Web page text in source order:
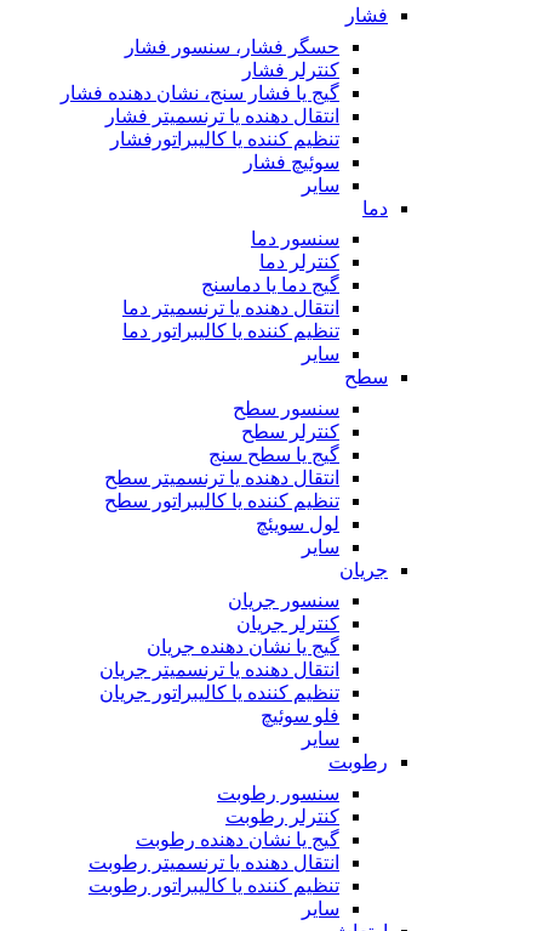
فشار
حسگر فشار، سنسور فشار
کنترلر فشار
گیج یا فشار سنج، نشان دهنده فشار
انتقال دهنده یا ترنسمیتر فشار
تنظیم کننده یا کالیبراتورفشار
سوئیچ فشار
سایر
دما
سنسور دما
کنترلر دما
گیج دما یا دماسنج
انتقال دهنده یا ترنسمیتر دما
تنظیم کننده یا کالیبراتور دما
سایر
سطح
سنسور سطح
کنترلر سطح
گیج یا سطح سنج
انتقال دهنده یا ترنسمیتر سطح
تنظیم کننده یا کالیبراتور سطح
لول سویئچ
سایر
جریان
سنسور جریان
کنترلر جریان
گیج یا نشان دهنده جریان
انتقال دهنده یا ترنسمیتر جریان
تنظیم کننده یا کالیبراتور جریان
فلو سوئیچ
سایر
رطوبت
سنسور رطوبت
کنترلر رطوبت
گیج یا نشان دهنده رطوبت
انتقال دهنده یا ترنسمیتر رطوبت
تنظیم کننده یا کالیبراتور رطوبت
سایر